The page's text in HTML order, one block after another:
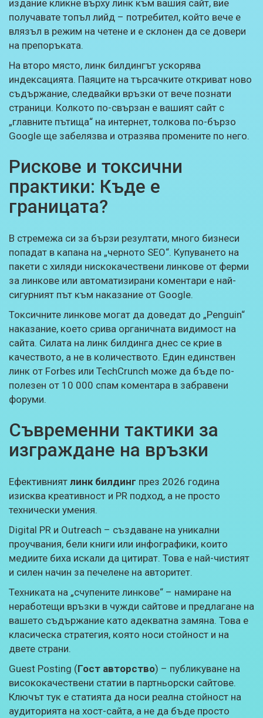
издание кликне върху линк към вашия сайт, вие
получавате топъл лийд – потребител, който вече е
влязъл в режим на четене и е склонен да се довери
на препоръката.
На второ място, линк билдингът ускорява
индексацията. Паяците на търсачките откриват ново
съдържание, следвайки връзки от вече познати
страници. Колкото по-свързан е вашият сайт с
„главните пътища“ на интернет, толкова по-бързо
Google ще забелязва и отразява промените по него.
Рискове и токсични
практики: Къде е
границата?
В стремежа си за бързи резултати, много бизнеси
попадат в капана на „черното SEO“. Купуването на
пакети с хиляди нискокачествени линкове от ферми
за линкове или автоматизирани коментари е най-
сигурният път към наказание от Google.
Токсичните линкове могат да доведат до „Penguin“
наказание, което срива органичната видимост на
сайта. Силата на линк билдинга днес се крие в
качеството, а не в количеството. Един единствен
линк от Forbes или TechCrunch може да бъде по-
полезен от 10 000 спам коментара в забравени
форуми.
Съвременни тактики за
изграждане на връзки
Ефективният линк билдинг през 2026 година
изисква креативност и PR подход, а не просто
технически умения.
Digital PR и Outreach – създаване на уникални
проучвания, бели книги или инфографики, които
медиите биха искали да цитират. Това е най-чистият
и силен начин за печелене на авторитет.
Техниката на „счупените линкове“ – намиране на
неработещи връзки в чужди сайтове и предлагане на
вашето съдържание като адекватна замяна. Това е
класическа стратегия, която носи стойност и на
двете страни.
Guest Posting (Гост авторство) – публикуване на
висококачествени статии в партньорски сайтове.
Ключът тук е статията да носи реална стойност на
аудиторията на хост-сайта, а не да бъде просто